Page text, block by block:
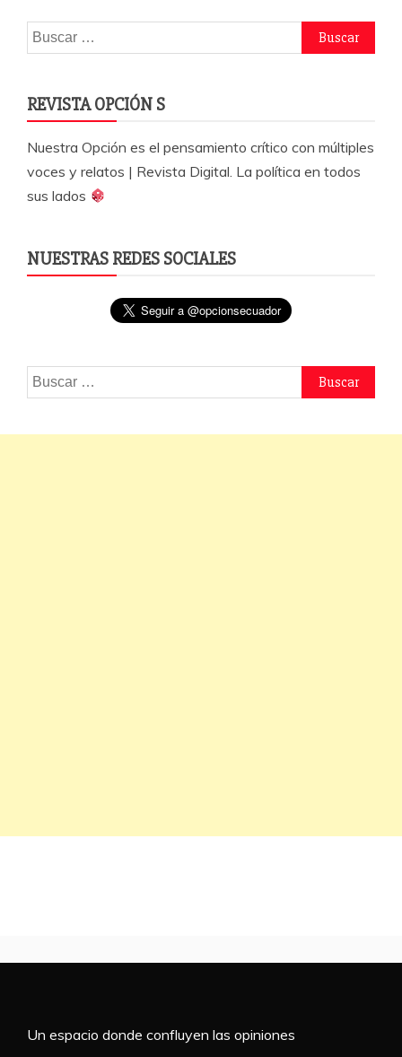
Buscar:
REVISTA OPCIÓN S
Nuestra Opción es el pensamiento crítico con múltiples
voces y relatos | Revista Digital. La política en todos
sus lados
NUESTRAS REDES SOCIALES
Buscar:
Un espacio donde confluyen las opiniones